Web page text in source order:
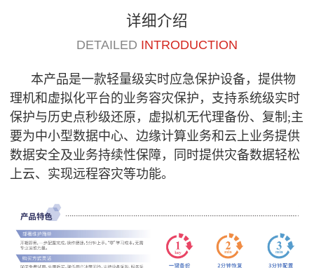
详细介绍
DETAILED INTRODUCTION
本产品是一款轻量级实时应急保护设备，提供物
理机和虚拟化平台的业务容灾保护，支持系统级实时
保护与历史点秒级还原，虚拟机无代理备份、复制;主
要为中小型数据中心、边缘计算业务和云上业务提供
数据安全及业务持续性保障，同时提供灾备数据轻松
上云、实现远程容灾等功能。